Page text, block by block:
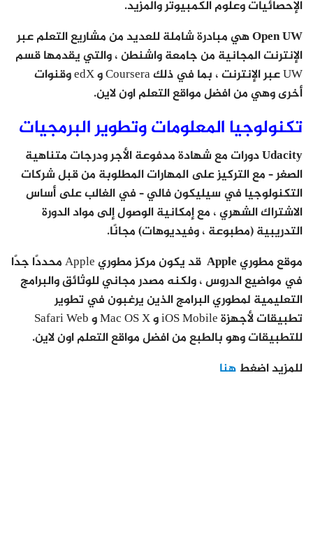
الإحصائيات وعلوم الكمبيوتر والمزيد.
Open UWهي مبادرة شاملة للعديد من مشاريع التعلم عبر
الإنترنت المجانية من جامعة واشنطن ، والتي يقدمها قسم
UW عبر الإنترنت ، بما في ذلك Coursera و edX وقنوات
أخرى وهي من افضل مواقع التعلم اون لاين.
تكنولوجيا المعلومات وتطوير البرمجيات
Udacityدورات مع شهادة مدفوعة الأجر ودرجات متناهية
الصغر – مع التركيز على المهارات المطلوبة من قبل شركات
التكنولوجيا في سيليكون فالي – في الغالب على أساس
الاشتراك الشهري ، مع إمكانية الوصول إلى مواد الدورة
التدريبية (مطبوعة ، وفيديوهات) مجانًا.
موقع مطوري Apple
قد يكون مركز مطوري Apple محددًا جدًا
في مواضيع الدروس ، ولكنه مصدر مجاني للوثائق والبرامج
التعليمية لمطوري البرامج الذين يرغبون في تطوير
تطبيقات لأجهزة iOS Mobile و Mac OS X و Safari Web
للتطبيقات وهو بالطبع من افضل مواقع التعلم اون لاين.
للمزيد اضغط هنا